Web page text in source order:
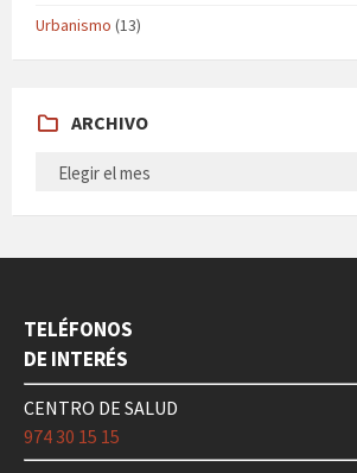
Urbanismo (13)
ARCHIVO
TELÉFONOS
DE INTERÉS
CENTRO DE SALUD
974 30 15 15